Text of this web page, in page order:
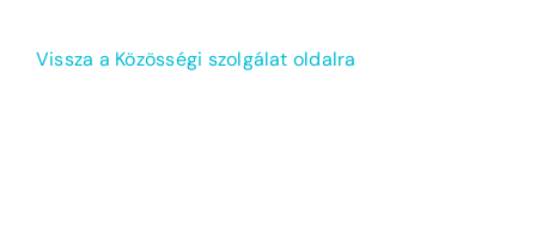
Vissza a Közösségi szolgálat oldalra